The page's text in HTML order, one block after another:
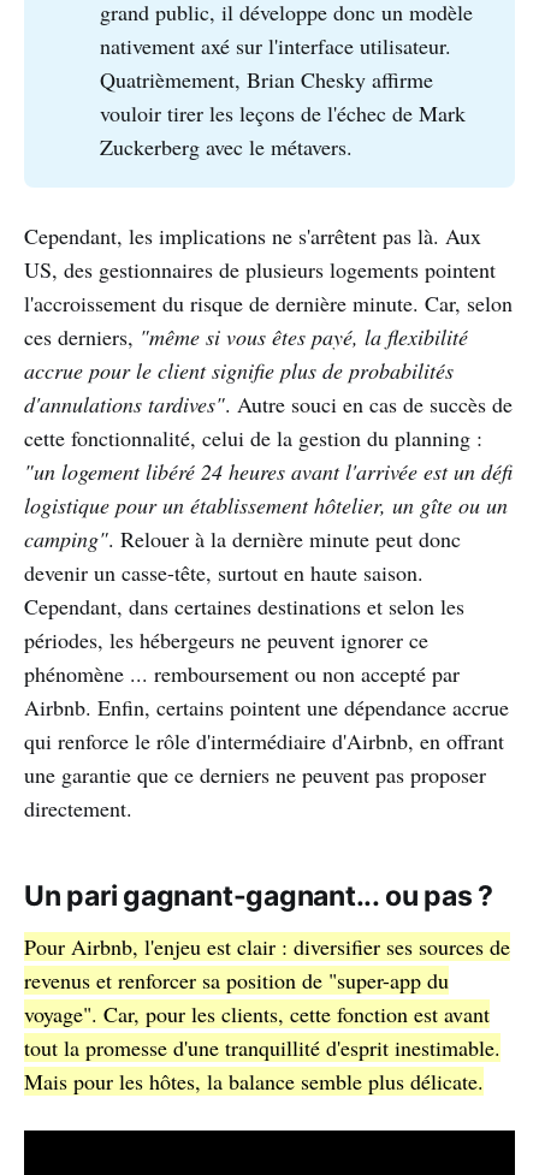
grand public, il développe donc un modèle
nativement axé sur l'interface utilisateur.
Quatrièmement, Brian Chesky affirme
vouloir tirer les leçons de l'échec de Mark
Zuckerberg avec le métavers.
Cependant, les implications ne s'arrêtent pas là. Aux
US, des gestionnaires de plusieurs logements pointent
l'accroissement du risque de dernière minute. Car, selon
ces derniers, "même si vous êtes payé, la flexibilité
accrue pour le client signifie plus de probabilités
d'annulations tardives". Autre souci en cas de succès de
cette fonctionnalité, celui de la gestion du planning :
"un logement libéré 24 heures avant l'arrivée est un défi
logistique pour un établissement hôtelier, un gîte ou un
camping". Relouer à la dernière minute peut donc
devenir un casse-tête, surtout en haute saison.
Cependant, dans certaines destinations et selon les
périodes, les hébergeurs ne peuvent ignorer ce
phénomène ... remboursement ou non accepté par
Airbnb. Enfin, certains pointent une dépendance accrue
qui renforce le rôle d'intermédiaire d'Airbnb, en offrant
une garantie que ce derniers ne peuvent pas proposer
directement.
Un pari gagnant-gagnant... ou pas ?
Pour Airbnb, l'enjeu est clair : diversifier ses sources de
revenus et renforcer sa position de "super-app du
voyage". Car, pour les clients, cette fonction est avant
tout la promesse d'une tranquillité d'esprit inestimable.
Mais pour les hôtes, la balance semble plus délicate.